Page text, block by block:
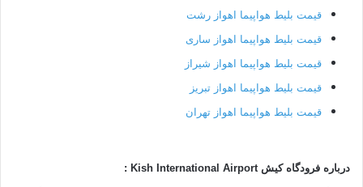
قیمت بلیط هواپیما اهواز رشت
قیمت بلیط هواپیما اهواز ساری
قیمت بلیط هواپیما اهواز شیراز
قیمت بلیط هواپیما اهواز تبریز
قیمت بلیط هواپیما اهواز تهران
درباره فرودگاه کیش Kish International Airport :